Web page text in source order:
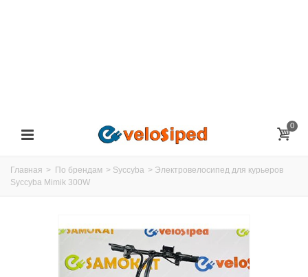
0
Главная > По брендам > Syccyba > Электровелосипед для курьеров
Syccyba Mimik 300W